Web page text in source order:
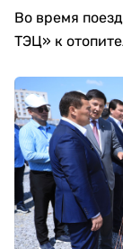
Во время
ТЭЦ» к